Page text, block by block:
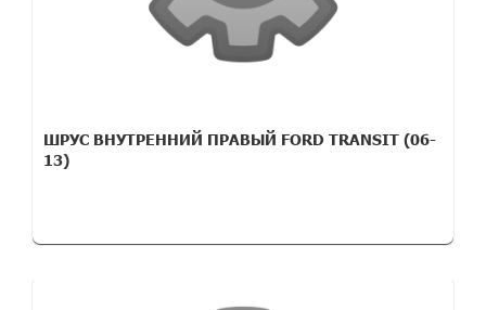
ШРУС ВНУТРЕННИЙ ПРАВЫЙ FORD TRANSIT (06-
13)